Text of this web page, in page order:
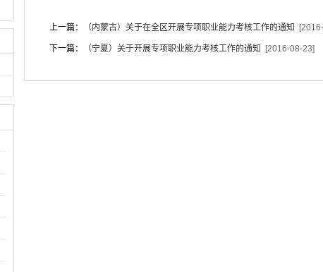
上一篇： （内蒙古）关于在全区开展专项职业能力考核工作的通知
下一篇： （宁夏）关于开展专项职业能力考核工作的通知 [2016-08-23]